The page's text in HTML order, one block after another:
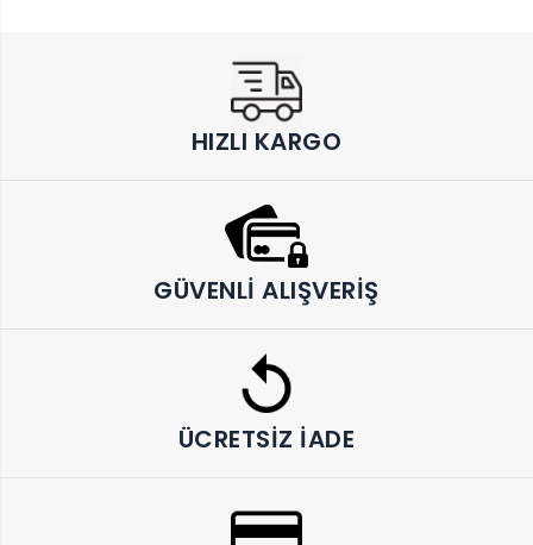
HIZLI KARGO
GÜVENLI ALIŞVERIŞ
ÜCRETSIZ İADE